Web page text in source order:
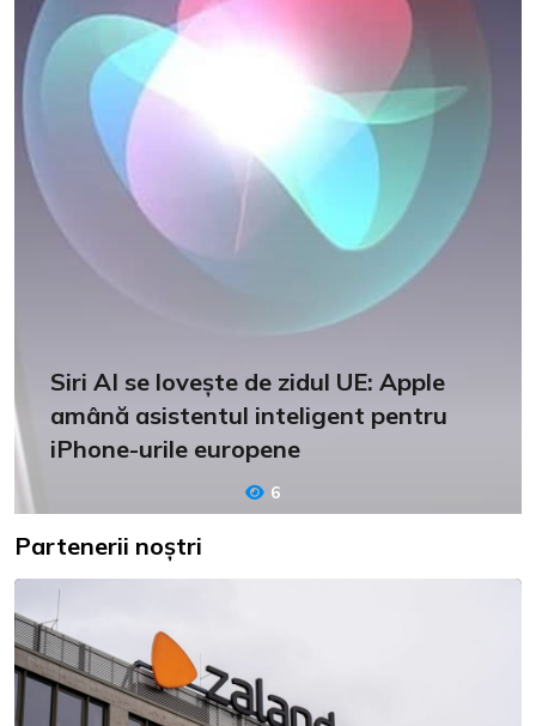
Siri AI se lovește de zidul UE: Apple
amână asistentul inteligent pentru
iPhone-urile europene
6
Partenerii noștri